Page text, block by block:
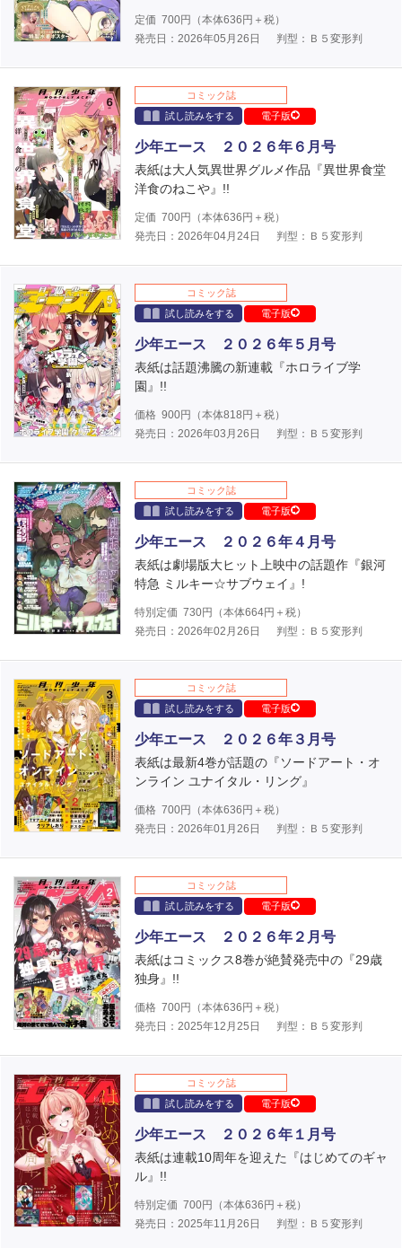
定価 700円（本体636 円＋税）
発売日：2026年05月26日
判型：Ｂ５変形判
コミック誌
試し読みをする
電子版
少年エース ２０２６年６月号
表紙は大人気異世界グルメ作品『異世界食堂
洋食のねこや』!!
定価 700円（本体636 円＋税）
発売日：2026年04月24日
判型：Ｂ５変形判
コミック誌
試し読みをする
電子版
少年エース ２０２６年５月号
表紙は話題沸騰の新連載『ホロライブ学
園』!!
価格 900円（本体818 円＋税）
発売日：2026年03月26日
判型：Ｂ５変形判
コミック誌
試し読みをする
電子版
少年エース ２０２６年４月号
表紙は劇場版大ヒット上映中の話題作『銀河
特急 ミルキー☆サブウェイ』!
特別定価 730円（本体664円＋税）
発売日：2026年02月26日
判型：Ｂ５変形判
コミック誌
試し読みをする
電子版
少年エース ２０２６年３月号
表紙は最新4巻が話題の『ソードアート・オ
ンライン ユナイタル・リング』
価格 700円（本体636 円＋税）
発売日：2026年01月26日
判型：Ｂ５変形判
コミック誌
試し読みをする
電子版
少年エース ２０２６年２月号
表紙はコミックス8巻が絶賛発売中の『29歳
独身』!!
価格 700円（本体636 円＋税）
発売日：2025年12月25日
判型：Ｂ５変形判
コミック誌
試し読みをする
電子版
少年エース ２０２６年１月号
表紙は連載10周年を迎えた『はじめてのギャ
ル』!!
特別定価 700円（本体636 円＋税）
発売日：2025年11月26日
判型：Ｂ５変形判